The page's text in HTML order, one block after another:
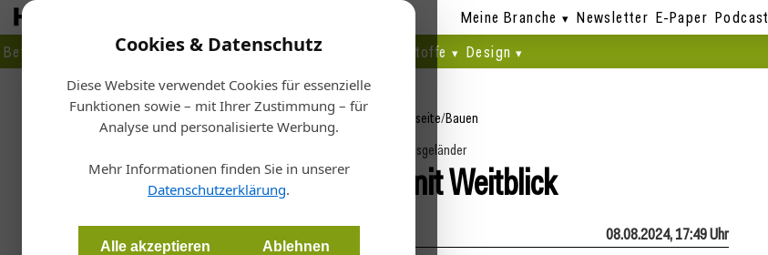
Cookies & Datenschutz
Diese Website verwendet Cookies für essenzielle
Funktionen sowie – mit Ihrer Zustimmung – für
Analyse und personalisierte Werbung.
Mehr Informationen finden Sie in unserer
Datenschutzerklärung.
Alle akzeptieren Ablehnen
Meine Branche Newsletter E-Paper Podcast
Betrieb
Planen Bauen Fertigen Bau- + Werkstoffe Design
Startseite/Bauen
Glasgeländer
Technik mit Weitblick
08.08.2024, 17:49 Uhr